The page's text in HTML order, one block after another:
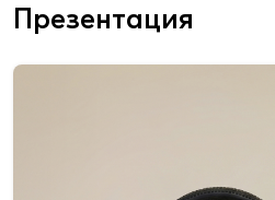
Презентация